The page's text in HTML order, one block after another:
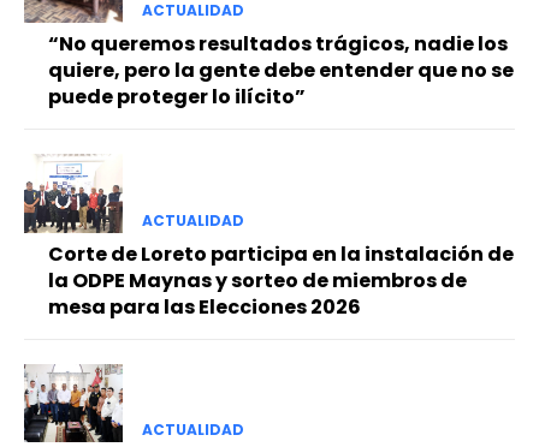
ACTUALIDAD
“No queremos resultados trágicos, nadie los
quiere, pero la gente debe entender que no se
puede proteger lo ilícito”
ACTUALIDAD
Corte de Loreto participa en la instalación de
la ODPE Maynas y sorteo de miembros de
mesa para las Elecciones 2026
ACTUALIDAD